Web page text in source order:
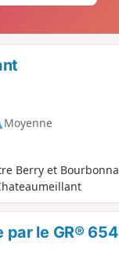
Moyenne
Berry et
par le GR® 654